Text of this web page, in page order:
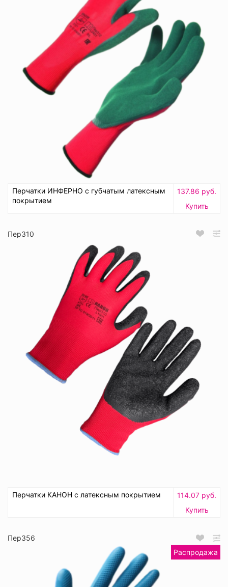
Перчатки ИНФЕРНО с губчатым латексным
покрытием
137.86 руб.
Купить
Пер310
Перчатки КАНОН с латексным покрытием
114.07 руб.
Купить
Пер356
Распродажа